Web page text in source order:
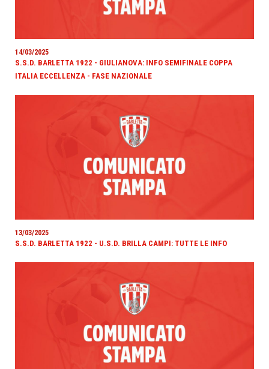
14/03/2025
S.S.D. BARLETTA 1922 - GIULIANOVA: INFO SEMIFINALE COPPA
ITALIA ECCELLENZA - FASE NAZIONALE
13/03/2025
S.S.D. BARLETTA 1922 - U.S.D. BRILLA CAMPI: TUTTE LE INFO